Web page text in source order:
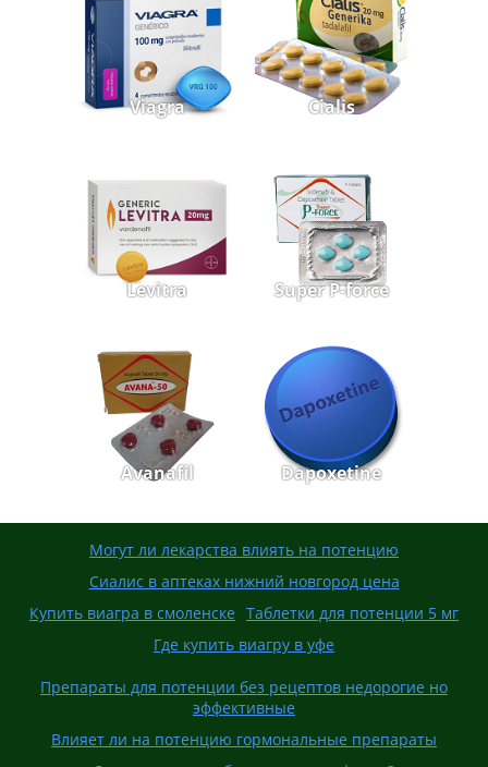
Viagra Cialis
Levitra Super P-force
Avanafil Dapoxetine
Могут ли лекарства влиять на потенцию
Сиалис в аптеках нижний новгород цена
Купить виагра в смоленске Таблетки для потенции 5 мг
Где купить виагру в уфе
Препараты для потенции без рецептов недорогие но
эффективные
Влияет ли на потенцию гормональные препараты